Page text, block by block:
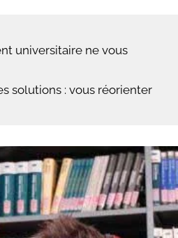
Avec nos focus métiers
universitaire ne vous
solutions : vous réorienter